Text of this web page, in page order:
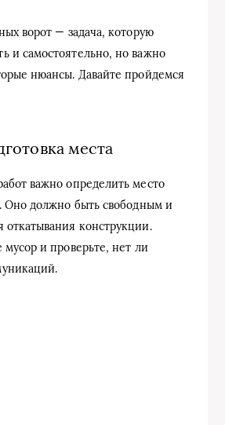
ворот — задача, которую
и самостоятельно, но важно
нюансы. Давайте пройдемся
места
важно определить место
Оно должно быть свободным и
откатывания конструкции.
мусор и проверьте, нет ли